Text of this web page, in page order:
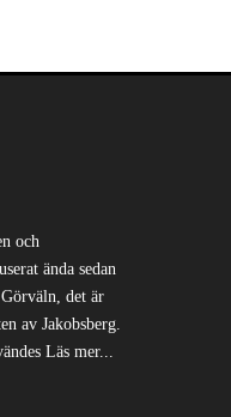
och
ända sedan
det är
av Jakobsberg.
Läs mer...